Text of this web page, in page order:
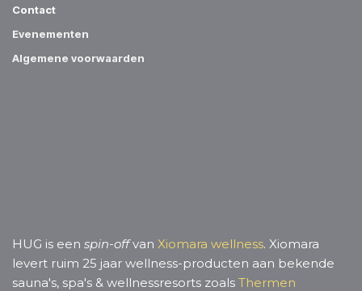
Contact
Evenementen
Algemene voorwaarden
HUG is een spin-offvan Xiomara wellness. Xiomara
levert ruim 25 jaar wellness-producten aan bekende
sauna's, spa's & wellnessresorts zoals Thermen